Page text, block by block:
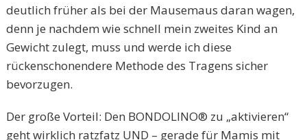
deutlich früher als bei der Mausemaus daran wagen,
denn je nachdem wie schnell mein zweites Kind an
Gewicht zulegt, muss und werde ich diese
rückenschonendere Methode des Tragens sicher
bevorzugen.
Der große Vorteil: Den BONDOLINO® zu „aktivieren“
geht wirklich ratzfatz UND – gerade für Mamis mit